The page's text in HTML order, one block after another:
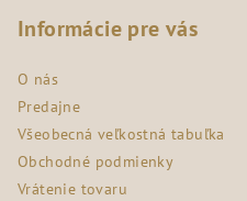
Informácie pre vás
O nás
Predajne
Všeobecná veľkostná tabuľka
Obchodné podmienky
Vrátenie tovaru